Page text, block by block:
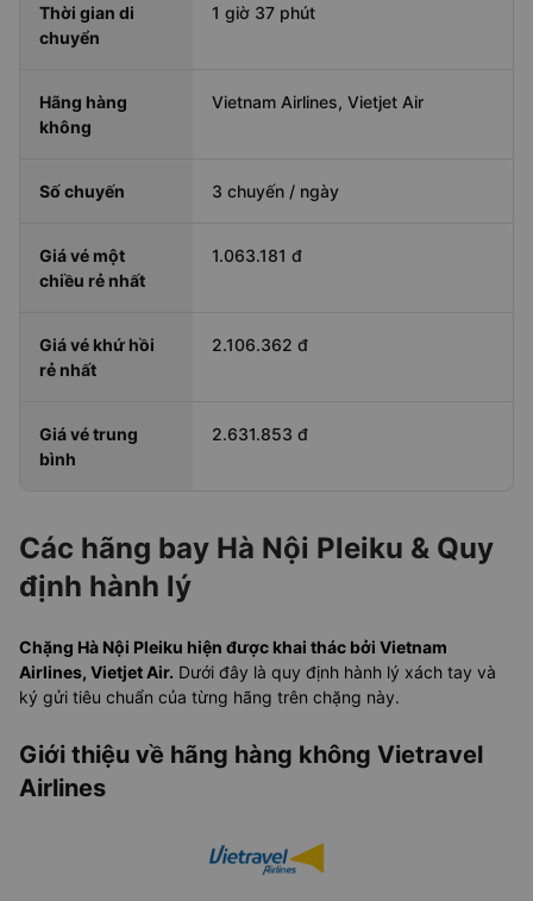
Thời gian di
chuyển
1 giờ 37 phút
Hãng hàng
không
Vietnam Airlines, Vietjet Air
Số chuyến 3 chuyến / ngày
Giá vé một
chiều rẻ nhất
1.063.181 đ
Giá vé khứ hồi
rẻ nhất
2.106.362 đ
Giá vé trung
bình
2.631.853 đ
Các hãng bay Hà Nội Pleiku & Quy
định hành lý
Chặng Hà Nội Pleiku hiện được khai thác bởi Vietnam
Airlines, Vietjet Air. Dưới đây là quy định hành lý xách tay và
ký gửi tiêu chuẩn của từng hãng trên chặng này.
Giới thiệu về hãng hàng không Vietravel
Airlines